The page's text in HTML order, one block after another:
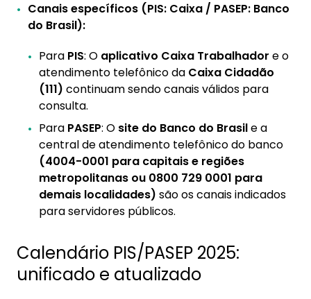
Canais específicos (PIS: Caixa / PASEP: Banco
do Brasil):
Para PIS: O aplicativo Caixa Trabalhador e o
atendimento telefônico da Caixa Cidadão
(111) continuam sendo canais válidos para
consulta.
Para PASEP: O site do Banco do Brasile a
central de atendimento telefônico do banco
(4004-0001 para capitais e regiões
metropolitanas ou 0800 729 0001 para
demais localidades) são os canais indicados
para servidores públicos.
Calendário PIS/PASEP 2025:
unificado e atualizado